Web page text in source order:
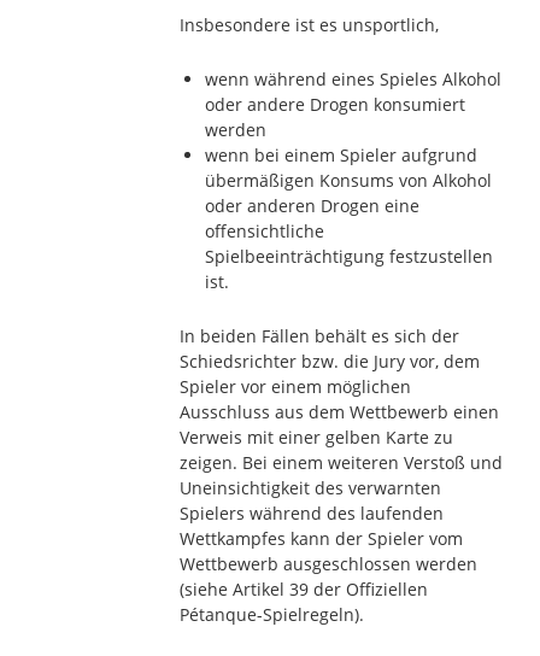
Insbesondere ist es unsportlich,
wenn während eines Spieles Alkohol
oder andere Drogen konsumiert
werden
wenn bei einem Spieler aufgrund
übermäßigen Konsums von Alkohol
oder anderen Drogen eine
offensichtliche
Spielbeeinträchtigung festzustellen
ist.
In beiden Fällen behält es sich der
Schiedsrichter bzw. die Jury vor, dem
Spieler vor einem möglichen
Ausschluss aus dem Wettbewerb einen
Verweis mit einer gelben Karte zu
zeigen. Bei einem weiteren Verstoß und
Uneinsichtigkeit des verwarnten
Spielers während des laufenden
Wettkampfes kann der Spieler vom
Wettbewerb ausgeschlossen werden
(siehe Artikel 39 der Offiziellen
Pétanque-Spielregeln).